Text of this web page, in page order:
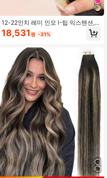
12-22인치 레미 인모 I-팁 익스텐션,
스타일링하기 쉬움, 콜드 퓨전 탈모 없
음, 부드럽고 자연스러움, 여행 및 일
18,531 원 -31%